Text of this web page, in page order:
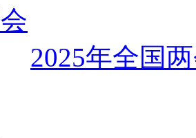
2025年全国